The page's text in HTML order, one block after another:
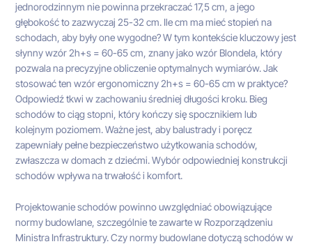
jednorodzinnym nie powinna przekraczać 17,5 cm, a jego
głębokość to zazwyczaj 25-32 cm. Ile cm ma mieć stopień na
schodach, aby były one wygodne? W tym kontekście kluczowy jest
słynny wzór 2h+s = 60-65 cm, znany jako wzór Blondela, który
pozwala na precyzyjne obliczenie optymalnych wymiarów. Jak
stosować ten wzór ergonomiczny 2h+s = 60-65 cm w praktyce?
Odpowiedź tkwi w zachowaniu średniej długości kroku. Bieg
schodów to ciąg stopni, który kończy się spocznikiem lub
kolejnym poziomem. Ważne jest, aby balustrady i poręcz
zapewniały pełne bezpieczeństwo użytkowania schodów,
zwłaszcza w domach z dziećmi. Wybór odpowiedniej konstrukcji
schodów wpływa na trwałość i komfort.
Projektowanie schodów powinno uwzględniać obowiązujące
normy budowlane, szczególnie te zawarte w Rozporządzeniu
Ministra Infrastruktury. Czy normy budowlane dotyczą schodów w